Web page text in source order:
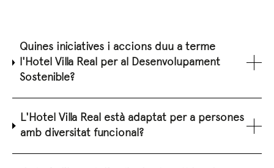
Quines iniciatives i accions duu a terme
l'Hotel Villa Real per al Desenvolupament
Sostenible?
L'Hotel Villa Real està adaptat per a persones
amb diversitat funcional?